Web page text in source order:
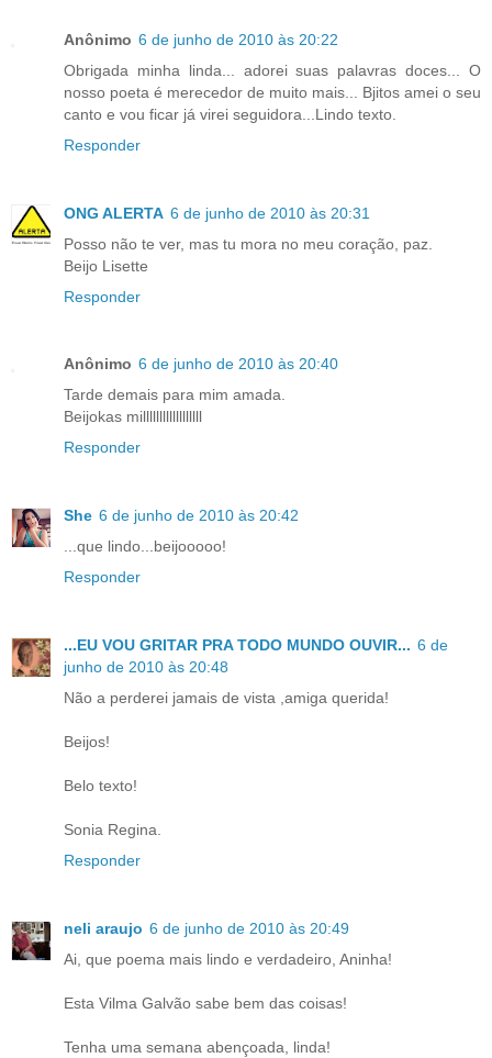
Anônimo 6 de junho de 2010 às 20:22
Obrigada minha linda... adorei suas palavras doces... O
nosso poeta é merecedor de muito mais... Bjitos amei o seu
canto e vou ficar já virei seguidora...Lindo texto.
Responder
ONG ALERTA 6 de junho de 2010 às 20:31
Posso não te ver, mas tu mora no meu coração, paz.
Beijo Lisette
Responder
Anônimo 6 de junho de 2010 às 20:40
Tarde demais para mim amada.
Beijokas millllllllllllllllll
Responder
She 6 de junho de 2010 às 20:42
...que lindo...beijooooo!
Responder
...EU VOU GRITAR PRA TODO MUNDO OUVIR... 6 de
junho de 2010 às 20:48
Não a perderei jamais de vista ,amiga querida!
Beijos!
Belo texto!
Sonia Regina.
Responder
neli araujo 6 de junho de 2010 às 20:49
Ai, que poema mais lindo e verdadeiro, Aninha!
Esta Vilma Galvão sabe bem das coisas!
Tenha uma semana abençoada, linda!